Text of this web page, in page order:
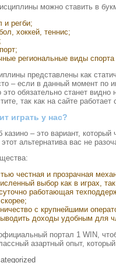
можно ставить в
и регби;
хоккей, теннис;
региональные виды спорта
представлены как
– если в данный момент по
это обязательно станет
так как на сайте
играть у нас?
казино – это вариант,
альтернатива вас не
честная и прозрачная
выбор как в играх,
работающая
с крупнейшими
доходы удобным для
портал 1 WIN,
азартный опыт,